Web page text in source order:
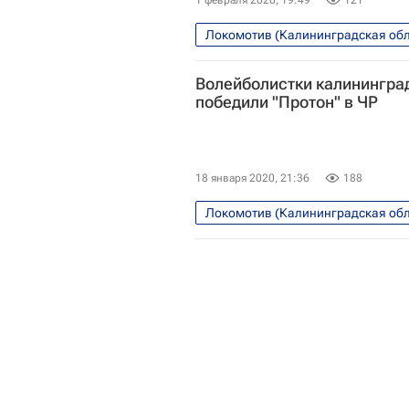
Локомотив (Калининградская
Суперлига (чемпионат России
Заречье-Одинцово (Московская
Волейболистки
победили "Протон" в ЧР
18 января 2020, 21:36 188
Локомотив (Калининградская
Суперлига (чемпионат России